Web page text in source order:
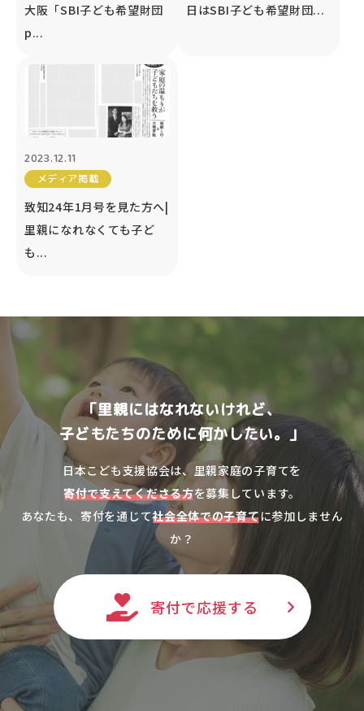
大阪「SBI子ども希望財団
p...
日はSBI子ども希望財団...
2023.12.11
メディア掲載
致知24年1月号を見た方へ|
里親になれなくても子ど
も...
「里親にはなれないけれど、
子どもたちのために何かしたい。」
日本こども支援協会は、里親家庭の子育てを
寄付で支えてくださる方を募集しています。
あなたも、寄付を通じて社会全体での子育てに参加しません
か？
寄付で応援する